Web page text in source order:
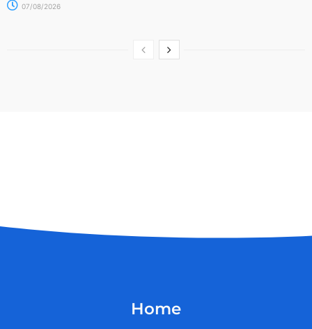
07/08/2026
Home